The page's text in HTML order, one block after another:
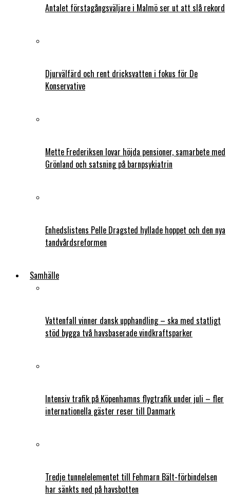
Antalet förstagångsväljare i Malmö ser ut att slå rekord
Djurvälfärd och rent dricksvatten i fokus för De
Konservative
Mette Frederiksen lovar höjda pensioner, samarbete med
Grönland och satsning på barnpsykiatrin
Enhedslistens Pelle Dragsted hyllade hoppet och den nya
tandvårdsreformen
Samhälle
Vattenfall vinner dansk upphandling – ska med statligt
stöd bygga två havsbaserade vindkraftsparker
Intensiv trafik på Köpenhamns flygtrafik under juli – fler
internationella gäster reser till Danmark
Tredje tunnelelementet till Fehmarn Bält-förbindelsen
har sänkts ned på havsbotten